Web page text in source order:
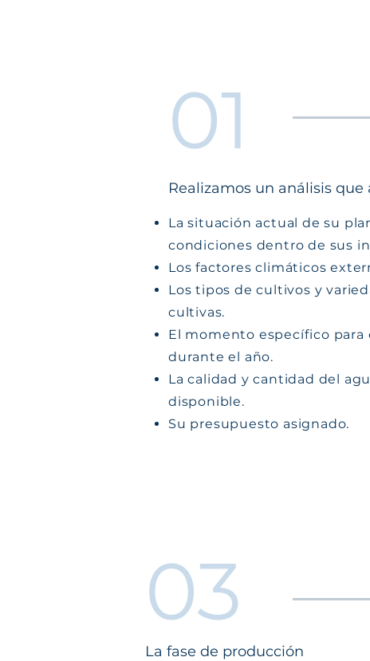
01
Realizamos un análisis que
La situación actual de su
condiciones dentro de sus
Los factores climáticos
Los tipos de cultivos y
cultivas.
El momento específico para
durante el año.
La calidad y cantidad del
disponible.
Su presupuesto asignado.
03
La fase de producción